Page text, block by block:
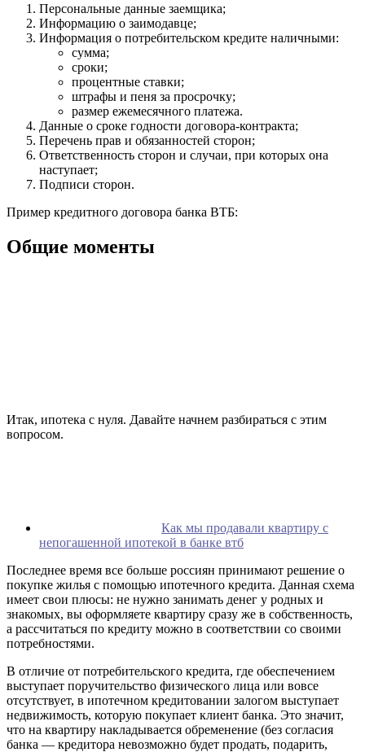
Персональные данные заемщика;
Информацию о заимодавце;
Информация о потребительском кредите наличными:
сумма;
сроки;
процентные ставки;
штрафы и пеня за просрочку;
размер ежемесячного платежа.
Данные о сроке годности договора-контракта;
Перечень прав и обязанностей сторон;
Ответственность сторон и случаи, при которых она
наступает;
Подписи сторон.
Пример кредитного договора банка ВТБ:
Общие моменты
Итак, ипотека с нуля. Давайте начнем разбираться с этим
вопросом.
Как мы продавали квартиру с
непогашенной ипотекой в банке втб
Последнее время все больше россиян принимают решение о
покупке жилья с помощью ипотечного кредита. Данная схема
имеет свои плюсы: не нужно занимать денег у родных и
знакомых, вы оформляете квартиру сразу же в собственность,
а рассчитаться по кредиту можно в соответствии со своими
потребностями.
В отличие от потребительского кредита, где обеспечением
выступает поручительство физического лица или вовсе
отсутствует, в ипотечном кредитовании залогом выступает
недвижимость, которую покупает клиент банка. Это значит,
что на квартиру накладывается обременение (без согласия
банка — кредитора невозможно будет продать, подарить,